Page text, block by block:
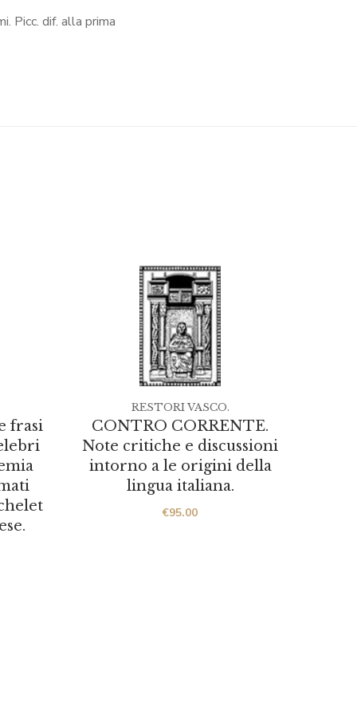
Picc. dif. alla prima
frasi
CONTRO CORRENTE.
Note critiche e discussioni
intorno a le origini della
lingua italiana.
€95.00
RESTORI VASCO.